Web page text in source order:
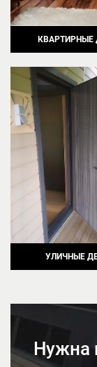
КВАРТИРНЫЕ
УЛИЧНЫЕ
Нужна